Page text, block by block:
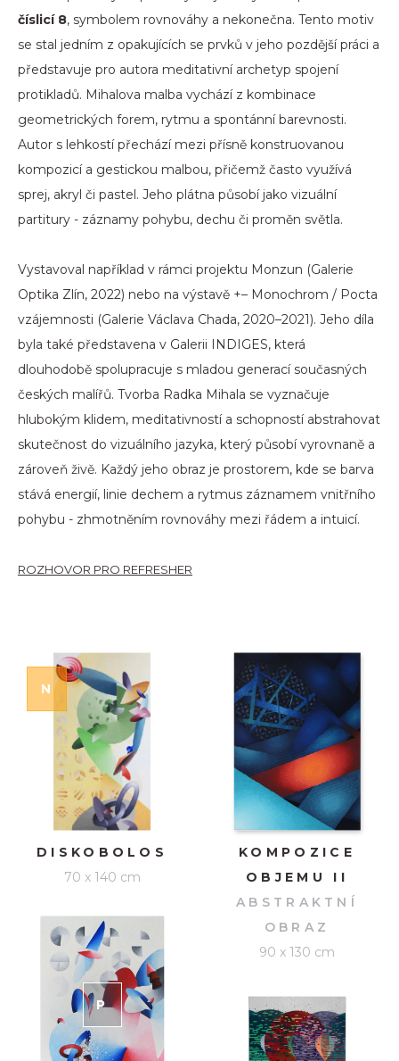
číslicí 8, symbolem rovnováhy a nekonečna. Tento motiv
se stal jedním z opakujících se prvků v jeho pozdější práci a
představuje pro autora meditativní archetyp spojení
protikladů. Mihalova malba vychází z kombinace
geometrických forem, rytmu a spontánní barevnosti.
Autor s lehkostí přechází mezi přísně konstruovanou
kompozicí a gestickou malbou, přičemž často využívá
sprej, akryl či pastel. Jeho plátna působí jako vizuální
partitury - záznamy pohybu, dechu či proměn světla.
Vystavoval například v rámci projektu Monzun (Galerie
Optika Zlín, 2022) nebo na výstavě +– Monochrom / Pocta
vzájemnosti (Galerie Václava Chada, 2020–2021). Jeho díla
byla také představena v Galerii INDIGES, která
dlouhodobě spolupracuje s mladou generací současných
českých malířů. Tvorba Radka Mihala se vyznačuje
hlubokým klidem, meditativností a schopností abstrahovat
skutečnost do vizuálního jazyka, který působí vyrovnaně a
zároveň živě. Každý jeho obraz je prostorem, kde se barva
stává energií, linie dechem a rytmus záznamem vnitřního
pohybu - zhmotněním rovnováhy mezi řádem a intuicí.
ROZHOVOR PRO REFRESHER
N OVINKA
DISKOBOLOS
70 x 140 cm
PRODÁNO
KOMPOZICE
OBJEMU II
ABSTRAKTNÍ
OBRAZ
90 x 130 cm